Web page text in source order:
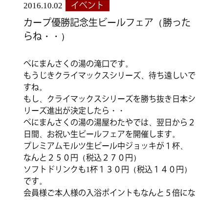
2016.10.02 イベント
カープ優勝記念生ビールフェア（勝った
らね・・）
べにまんさくの湯の滝口です。
もうじきクライマックスシリーズ、待ち遠しいで
すね。
もし、クライマックスシリーズを勝ち抜き日本シ
リーズ進出が決定したら・・
べにまんさくの湯の湯屋わたやでは、翌日から２
日間、お祝い生ビールフェアを開催します。
プレミアムモルツ生ビール中ジョッキが１杯、
なんと２５０円（税込２７０円）
ソフトドリンクも1杯１３０円（税込１４０円）
です。
会員様ご本人様の入浴ポイントもなんと５倍にな